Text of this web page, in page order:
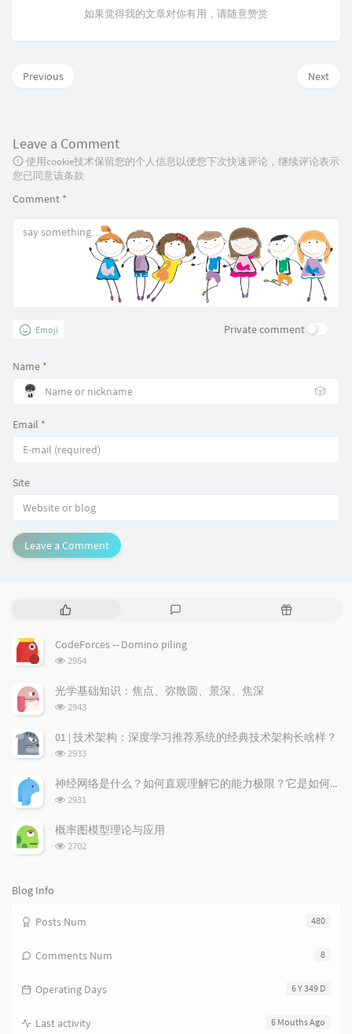
如果觉得我的文章对你有用，请随意赞赏
Next
Previous
Leave a Comment
使用cookie技术保留您的个人信息以便您下次快速评论，继续评论表示
您已同意该条款
Comment *
Emoji Private comment
Name *
🎲
Email *
Site
Leave a Comment
P
p
u
a
r
r
t
c
l
s
e
t
m
n
R
t
l
CodeForces -- Domino piling
浏
次
数:
2954
光学基础知识：焦点、弥散圆、景深、焦深
浏
次
数:
2943
01 | 技术架构：深度学习推荐系统的经典技术架构长啥样？
浏
次
数:
2933
神经网络是什么？如何直观理解它的能力极限？它是如何无限逼近真理？
浏
次
数:
2931
概率图模型理论与应用
浏
2702
Blog Info
480
Posts Num
8
Comments Num
6 Y 349 D
Operating Days
6 Mouths Ago
Last activity